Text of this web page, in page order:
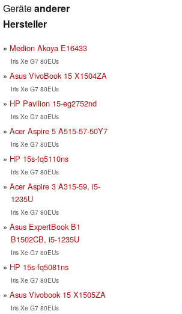
Geräteanderer
Hersteller
Medion Akoya E16433
Iris Xe G7 80EUs
Asus VivoBook 15 X1504ZA
Iris Xe G7 80EUs
HP Pavilion 15-eg2752nd
Iris Xe G7 80EUs
Acer Aspire 5 A515-57-50Y7
Iris Xe G7 80EUs
HP 15s-fq5110ns
Iris Xe G7 80EUs
Acer Aspire 3 A315-59, i5-
1235U
Iris Xe G7 80EUs
Asus ExpertBook B1
B1502CB, i5-1235U
Iris Xe G7 80EUs
HP 15s-fq5081ns
Iris Xe G7 80EUs
Asus Vivobook 15 X1505ZA
Iris Xe G7 80EUs